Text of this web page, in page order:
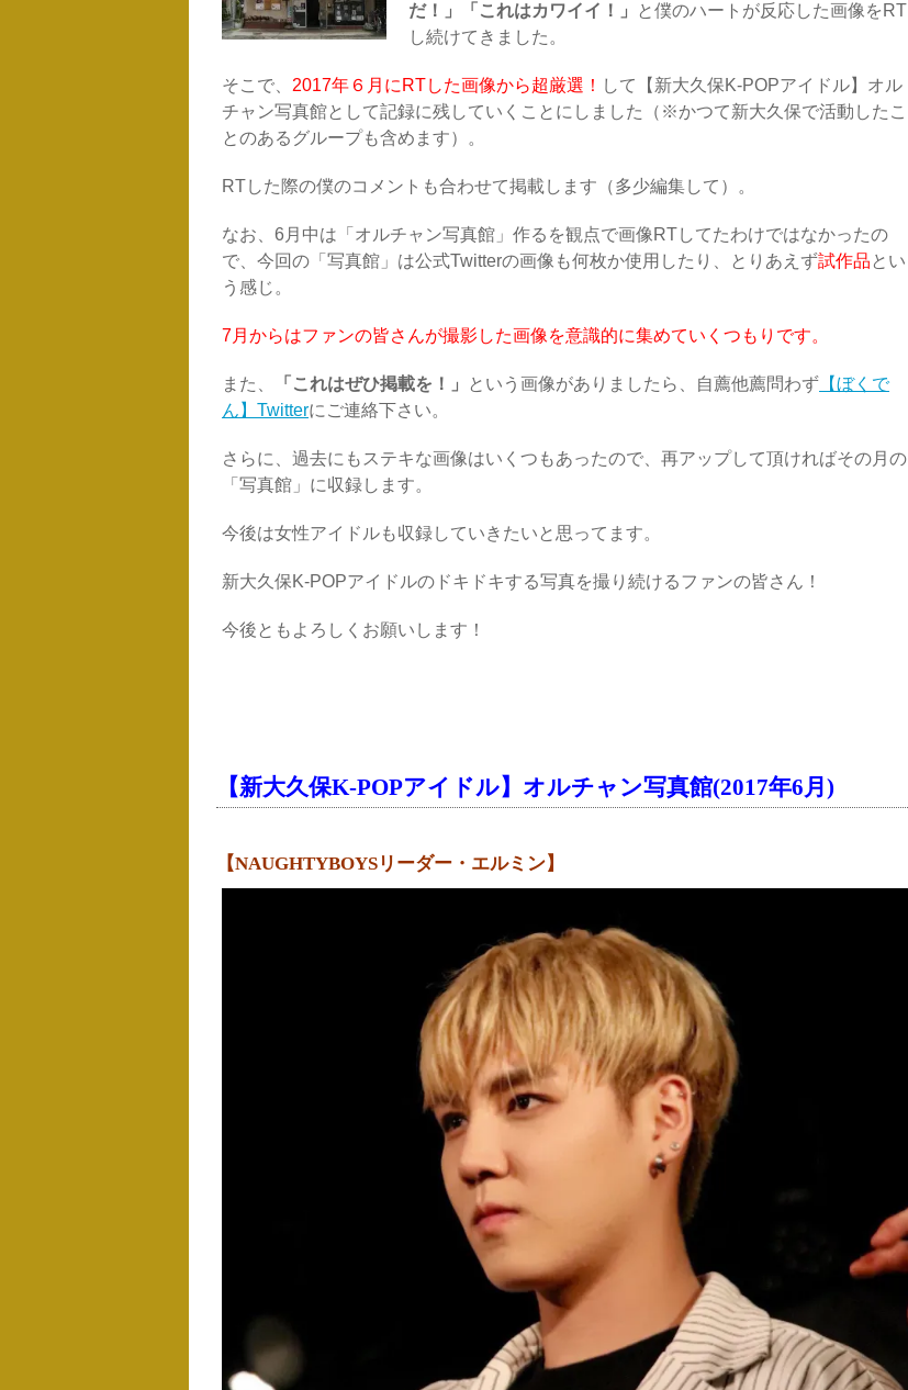
だ！」「これはカワイイ！」
と僕のハートが反応した画像をRT
し続けてきました。
そこで、 2017年６月にRTした画像から超厳選！ して【新大久保K-POPアイドル】オル
チャン写真館として記録に残していくことにしました（※かつて新大久保で活動したこ
とのあるグループも含めます）。
RTした際の僕のコメントも合わせて掲載します（多少編集して）。
なお、6月中は「オルチャン写真館」作るを観点で画像RTしてたわけではなかったの
で、今回の「写真館」は公式Twitterの画像も何枚か使用したり、とりあえず試作品 とい
う感じ。
7月からはファンの皆さんが撮影した画像を意識的に集めていくつもりです。
また、 「これはぜひ掲載を！」 という画像がありましたら、自薦他薦問わず 【ぼくで
ん】Twitterにご連絡下さい。
さらに、過去にもステキな画像はいくつもあったので、再アップして頂ければその月の
「写真館」に収録します。
今後は女性アイドルも収録していきたいと思ってます。
新大久保K-POPアイドルのドキドキする写真を撮り続けるファンの皆さん！
今後ともよろしくお願いします！
【新大久保K-POPアイドル】オルチャン写真館(2017年6月)
【NAUGHTYBOYSリーダー・エルミン】